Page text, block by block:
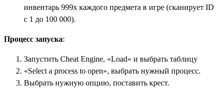
инвентарь 999x каждого предмета в игре (сканирует ID
с 1 до 100 000).
Процесс запуска:
Запустить Cheat Engine, «Load» и выбрать таблицу
«Select a process to open», выбрать нужный процесс.
Выбрать нужную опцию, поставить крест.